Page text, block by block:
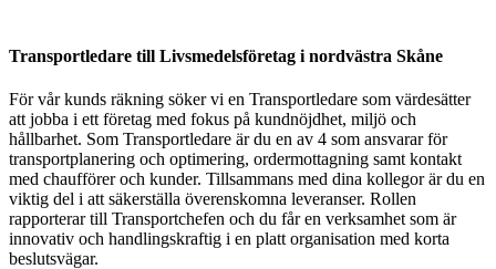
Transportledare till Livsmedelsföretag i nordvästra Skåne
För vår kunds räkning söker vi en Transportledare som värdesätter
att jobba i ett företag med fokus på kundnöjdhet, miljö och
hållbarhet. Som Transportledare är du en av 4 som ansvarar för
transportplanering och optimering, ordermottagning samt kontakt
med chaufförer och kunder. Tillsammans med dina kollegor är du en
viktig del i att säkerställa överenskomna leveranser. Rollen
rapporterar till Transportchefen och du får en verksamhet som är
innovativ och handlingskraftig i en platt organisation med korta
beslutsvägar.